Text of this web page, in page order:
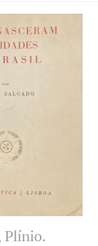
Plínio.